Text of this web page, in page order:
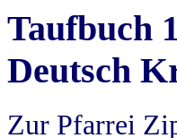
Taufbuch
Deutsch
Zur Pfarrei